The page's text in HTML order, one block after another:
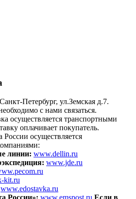
Петербург, ул.Земская д.7.
с нами связаться.
осуществляется транспортными
оплачивает покупатель.
России осуществляется
линии: www.dellin.ru
www.jde.ru
kit.ru
www.edostavka.ru
России»: www.emspost.ru Если в